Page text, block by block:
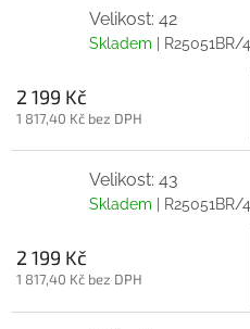
Velikost: 42
Skladem | R25051BR/
2 199 Kč
1 817,40 Kč bez DPH
Velikost: 43
Skladem | R25051BR/
2 199 Kč
1 817,40 Kč bez DPH